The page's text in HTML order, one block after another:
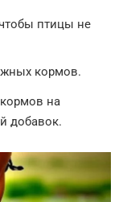
птицы не
кормов.
на
добавок.